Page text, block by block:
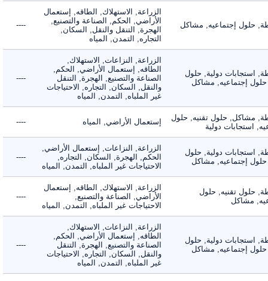
حلول إجتماعيه, مشاكل
الزراعة, الاستهلاك, الطاقه, إستعمال
الأراضي, الحكم, الصناعة والتصنيع,
الهجرة, التنقل والنقل, السكان,
التجاره, التمدن, المياه
----
استجابات دولية, حلول
إجتماعيه, مشاكل
الزراعة, النزاعات, الاستهلاك,
الطاقه, إستعمال الأراضي, الحكم,
الصناعة والتصنيع, الهجرة, التنقل
والنقل, السكان, التجاره, الاحتياجات
غير الملباه, التمدن, المياه
----
مشاكل, حلول تقنيه, حلول
استجابات دولية
إستعمال الأراضي, المياه ----
استجابات دولية, حلول
إجتماعيه, مشاكل
الزراعة, النزاعات, إستعمال الأراضي,
الحكم, الهجرة, السكان, التجاره,
الاحتياجات غير الملباه, التمدن, المياه
----
حلول تقنيه, حلول
مشاكل
الزراعة, الاستهلاك, الطاقه, إستعمال
الأراضي, الصناعة والتصنيع,
الاحتياجات غير الملباه, التمدن, المياه
----
استجابات دولية, حلول
إجتماعيه, مشاكل
الزراعة, النزاعات, الاستهلاك,
الطاقه, إستعمال الأراضي, الحكم,
الصناعة والتصنيع, الهجرة, التنقل
والنقل, السكان, التجاره, الاحتياجات
غير الملباه, التمدن, المياه
----